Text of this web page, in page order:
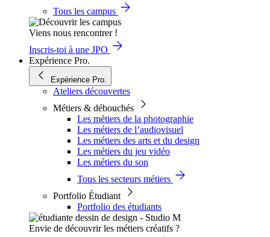
Tous les campus
Viens nous rencontrer !
Inscris-toi à une JPO
Expérience Pro.
Expérience Pro.
Ateliers découvertes
Métiers & débouchés
Les métiers de la photographie
Les métiers de l’audiovisuel
Les métiers des arts et du design
Les métiers du jeu vidéo
Les métiers du son
Tous les secteurs métiers
Portfolio Étudiant
Portfolio des étudiants
Envie de découvrir les métiers créatifs ?